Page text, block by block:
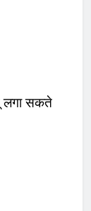
लगा सकते